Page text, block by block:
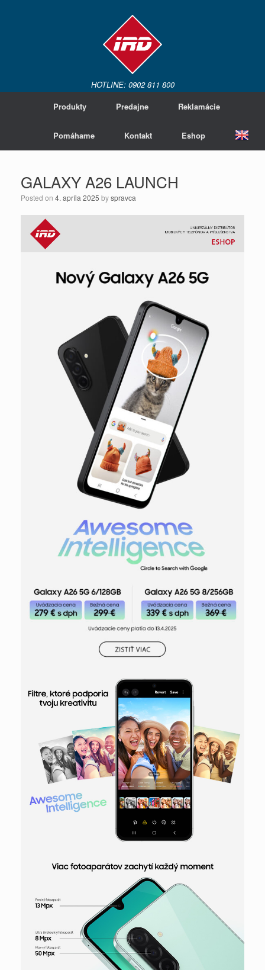
HOTLINE: 0902 811 800
Produkty
Predajne Reklamácie
Pomáhame Kontakt Eshop
GALAXY A26 LAUNCH
Posted on 4. apríla 2025 byspravca